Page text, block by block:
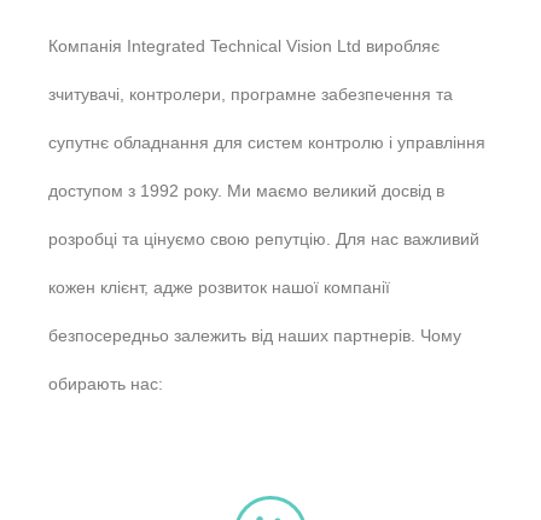
Компанія Integrated Technical Vision Ltd виробляє
зчитувачі, контролери, програмне забезпечення та
супутнє обладнання для систем контролю і управління
доступом з 1992 року. Ми маємо великий досвід в
розробці та цінуємо свою репутцію. Для нас важливий
кожен клієнт, адже розвиток нашої компанії
безпосередньо залежить від наших партнерів. Чому
обирають нас: